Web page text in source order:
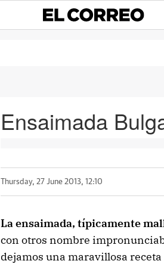
Ensaimada
Thursday, 27 June 2013, 12:10
La ensaimada, típicamente
con otros nombre
dejamos una maravillosa